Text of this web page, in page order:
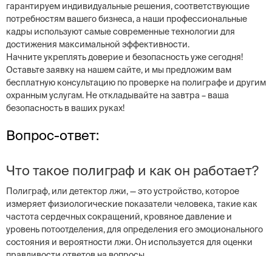
гарантируем индивидуальные решения, соответствующие
потребностям вашего бизнеса, а наши профессиональные
кадры используют самые современные технологии для
достижения максимальной эффективности.
Начните укреплять доверие и безопасность уже сегодня!
Оставьте заявку на нашем сайте, и мы предложим вам
бесплатную консультацию по проверке на полиграфе и другим
охранным услугам. Не откладывайте на завтра – ваша
безопасность в ваших руках!
Вопрос-ответ:
Что такое полиграф и как он работает?
Полиграф, или детектор лжи, — это устройство, которое
измеряет физиологические показатели человека, такие как
частота сердечных сокращений, кровяное давление и
уровень потоотделения, для определения его эмоционального
состояния и вероятности лжи. Он используется для оценки